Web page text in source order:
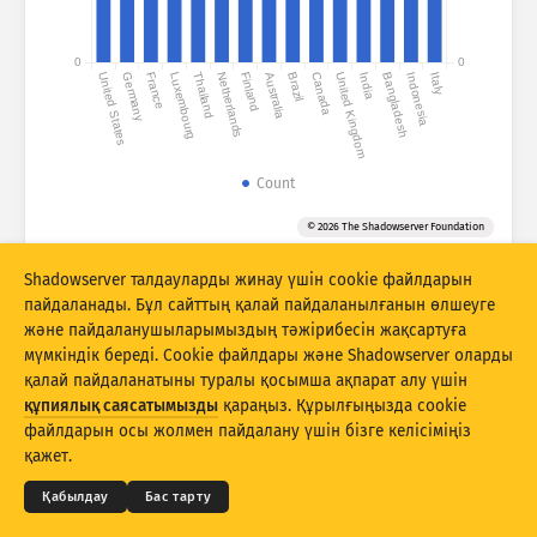
Шабуыл статистикасы: Құрылғылар
Тегтер
Бұл диаграмма стилі үшін 110 шегі тым үлкен. Шағын шектеу
автоматты түрде таңдалды.
Келесі бойынша топтау
Мына санат бойынша
саны:
Күнделікті орташа Жалпы
Деректер масштабы
Стиль
Нәтижелерді автоматты түрде жаңарту
United StatesGermany France LuxembourgThailandNetherlandsFinland AustraliaBrazil Canada United Kingdom
India BangladeshIndonesia Italy
0 0
Count
© 2026 The Shadowserver Foundation
© 2026THE SHADOWSERVER FOUNDATION
Құпиялық және шарттар
Бізбен байланысыңыз
Авторлар туралы мәліметтер
Shadowserver талдауларды жинау үшін cookie файлдарын
пайдаланады. Бұл сайттың қалай пайдаланылғанын өлшеуге
және пайдаланушыларымыздың тәжірибесін жақсартуға
мүмкіндік береді. Cookie файлдары және Shadowserver оларды
қалай пайдаланатыны туралы қосымша ақпарат алу үшін
құпиялық саясатымызды қараңыз. Құрылғыңызда cookie
файлдарын осы жолмен пайдалану үшін бізге келісіміңіз
қажет.
Қабылдау Бас тарту